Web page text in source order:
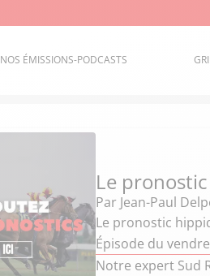
NOS ÉMISSIONS-PODCASTS
Le
Par Jean-Paul
Le pronostic
Épisode du
Notre expert Sud